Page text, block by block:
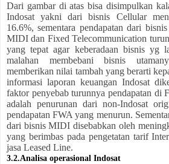
Dari gambar di atas bisa disimpulkan
Indosat yakni dari bisnis Cellular
16.6%, sementara pendapatan dari
MIDI dan Fixed Telecommunication
yang tepat agar keberadaan bisnis yg
malahan membebani bisnis
memberikan nilai tambah yang berarti
informasi laporan keuangan Indosat
faktor penyebab turunnya pendapatan di
adalah penurunan dari non-Indosat
pendapatan FWA yang menurun.
dari bisnis MIDI disebabkan oleh
yang berimbas pada pengetatan tarif
jasa Leased Line.
3.2.Analisa operasional Indosat